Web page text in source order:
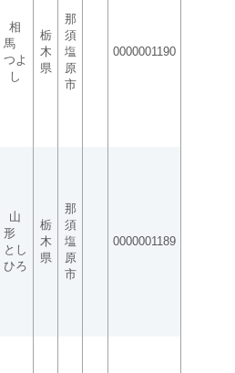
相
馬
つよ
し
栃
木
県
那
須
塩
原
市
0000001190
山
形
とし
ひろ
栃
木
県
那
須
塩
原
市
0000001189